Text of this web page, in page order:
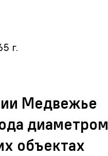
г.
Медвежье
диаметром
объектах